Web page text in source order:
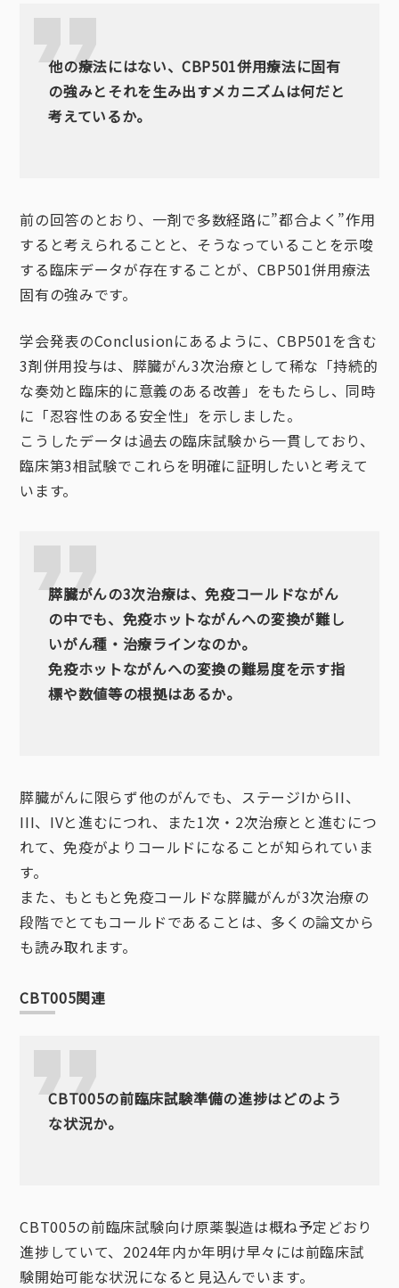
他の療法にはない、CBP501併用療法に固有
の強みとそれを生み出すメカニズムは何だと
考えているか。
前の回答のとおり、一剤で多数経路に”都合よく”作用
すると考えられることと、そうなっていることを示唆
する臨床データが存在することが、CBP501併用療法
固有の強みです。
学会発表のConclusionにあるように、CBP501を含む
3剤併用投与は、膵臓がん3次治療として稀な「持続的
な奏効と臨床的に意義のある改善」をもたらし、同時
に「忍容性のある安全性」を示しました。
こうしたデータは過去の臨床試験から一貫しており、
臨床第3相試験でこれらを明確に証明したいと考えて
います。
膵臓がんの3次治療は、免疫コールドながん
の中でも、免疫ホットながんへの変換が難し
いがん種・治療ラインなのか。
免疫ホットながんへの変換の難易度を示す指
標や数値等の根拠はあるか。
膵臓がんに限らず他のがんでも、ステージIからII、
III、IVと進むにつれ、また1次・2次治療とと進むにつ
れて、免疫がよりコールドになることが知られていま
す。
また、もともと免疫コールドな膵臓がんが3次治療の
段階でとてもコールドであることは、多くの論文から
も読み取れます。
CBT005関連
CBT005の前臨床試験準備の進捗はどのよう
な状況か。
CBT005の前臨床試験向け原薬製造は概ね予定どおり
進捗していて、2024年内か年明け早々には前臨床試
験開始可能な状況になると見込んでいます。